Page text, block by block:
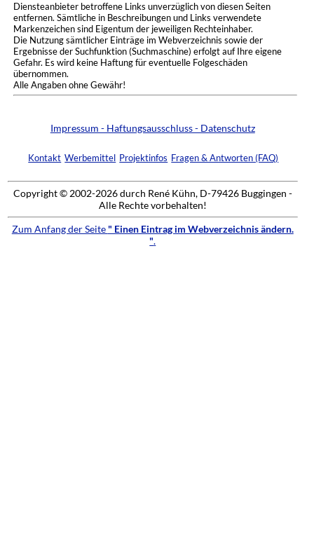
Diensteanbieter betroffene Links unverzüglich von diesen Seiten
entfernen. Sämtliche in Beschreibungen und Links verwendete
Markenzeichen sind Eigentum der jeweiligen Rechteinhaber.
Die Nutzung sämtlicher Einträge im Webverzeichnis sowie der
Ergebnisse der Suchfunktion (Suchmaschine) erfolgt auf Ihre eigene
Gefahr. Es wird keine Haftung für eventuelle Folgeschäden
übernommen.
Alle Angaben ohne Gewähr!
Impressum - Haftungsausschluss - Datenschutz
Kontakt Werbemittel Projektinfos Fragen & Antworten (FAQ)
Copyright © 2002-2026 durch René Kühn, D-79426 Buggingen -
Alle Rechte vorbehalten!
Zum Anfang der Seite " Einen Eintrag im Webverzeichnis ändern.
".